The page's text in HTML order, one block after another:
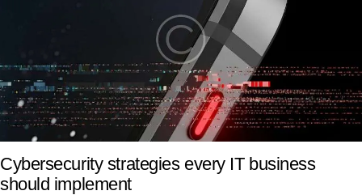
Cybersecurity strategies every IT business
should implement